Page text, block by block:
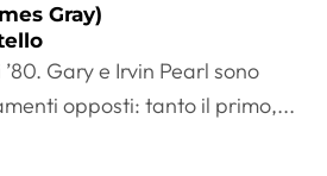
Gray)
Gary e Irvin Pearl sono
opposti: tanto il primo,...